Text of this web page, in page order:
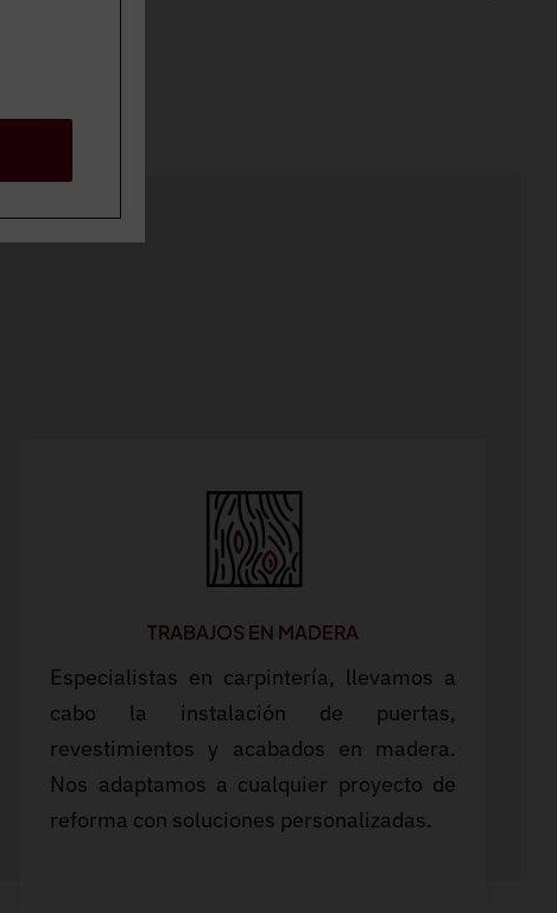
TRABAJOS EN MADERA
Especialistas en carpintería, llevamos a
cabo la instalación de puertas,
revestimientos y acabados en madera.
Nos adaptamos a cualquier proyecto de
reforma con soluciones personalizadas.